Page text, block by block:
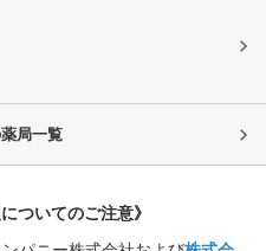
局一覧
ついてのご注意》